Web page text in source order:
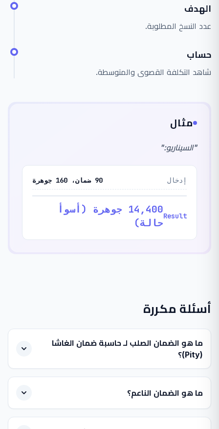
الهدف
عدد النسخ المطلوبة.
حساب
شاهد التكلفة القصوى والمتوسطة.
مثال
"السيناريو:"
إدخال 90 ضمان، 160 جوهرة
Result
14,400 جوهرة (أسوأ
حالة)
أسئلة مكررة
ما هو الضمان الصلب لـ حاسبة ضمان الغاشا
(Pity)؟
ما هو الضمان الناعم؟